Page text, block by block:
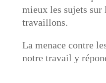
mieux les sujets sur
travaillons.
La menace contre
notre travail y